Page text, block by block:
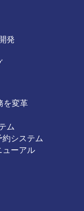
発
を変革
ム
約システム
ューアル